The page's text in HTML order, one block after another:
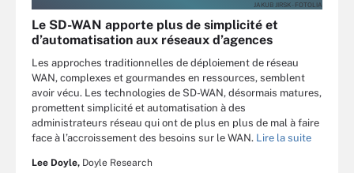
JAKUB JIRSK - FOTOLIA
Le SD-WAN apporte plus de simplicité et
d’automatisation aux réseaux d’agences
Les approches traditionnelles de déploiement de réseau
WAN, complexes et gourmandes en ressources, semblent
avoir vécu. Les technologies de SD-WAN, désormais matures,
promettent simplicité et automatisation à des
administrateurs réseau qui ont de plus en plus de mal à faire
face à l’accroissement des besoins sur le WAN. Lire la suite
Lee Doyle, Doyle Research